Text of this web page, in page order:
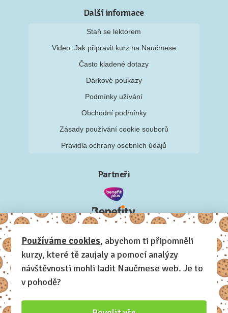
Další informace
Staň se lektorem
Video: Jak připravit kurz na Naučmese
Často kladené dotazy
Dárkové poukazy
Podmínky užívání
Obchodní podmínky
Zásady používání cookie souborů
Pravidla ochrany osobních údajů
Partneři
Používáme cookies, abychom ti připomněli
kurzy, které tě zaujaly a pomocí analýzy
návštěvnosti mohli ladit Naučmese web. Je to
v pohodě?